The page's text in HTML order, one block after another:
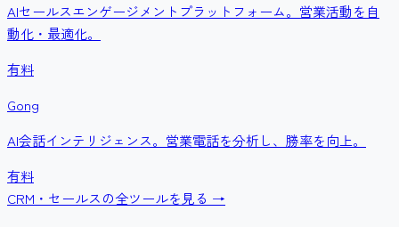
AIセールスエンゲージメントプラットフォーム。営業活動を自
動化・最適化。
有料
Gong
AI会話インテリジェンス。営業電話を分析し、勝率を向上。
有料
CRM・セールスの全ツールを見る →